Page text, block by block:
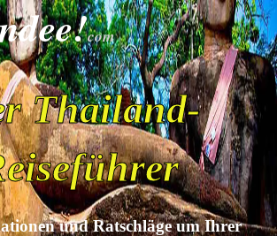
com
Thailand-
und Ratschläge um Ihrer